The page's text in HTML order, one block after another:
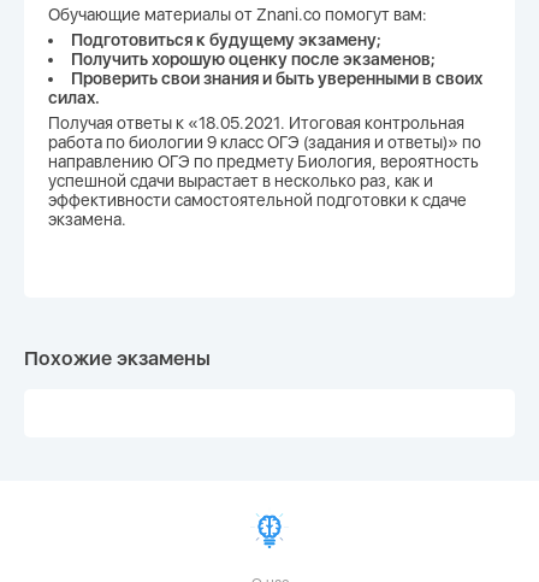
Обучающие материалы от Znani.co помогут вам:
Подготовиться к будущему экзамену;
Получить хорошую оценку после экзаменов;
Проверить свои знания и быть уверенными в своих
силах.
Получая ответы к «18.05.2021. Итоговая контрольная
работа по биологии 9 класс ОГЭ (задания и ответы)» по
направлению ОГЭ по предмету Биология, вероятность
успешной сдачи вырастает в несколько раз, как и
эффективности самостоятельной подготовки к сдаче
экзамена.
Похожие экзамены